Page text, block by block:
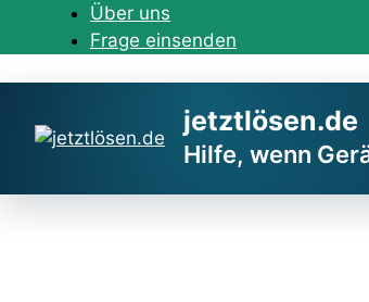
Über uns
Frage einsenden
jetztlösen.de
Hilfe, wenn